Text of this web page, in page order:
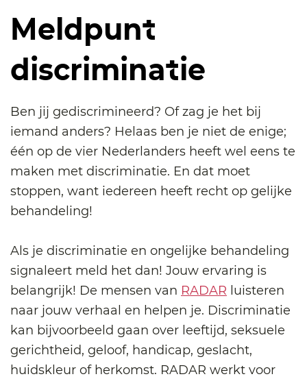
Meldpunt
discriminatie
Ben jij gediscrimineerd? Of zag je het bij
iemand anders? Helaas ben je niet de enige;
één op de vier Nederlanders heeft wel eens te
maken met discriminatie. En dat moet
stoppen, want iedereen heeft recht op gelijke
behandeling!
Als je discriminatie en ongelijke behandeling
signaleert meld het dan! Jouw ervaring is
belangrijk! De mensen van RADAR luisteren
naar jouw verhaal en helpen je. Discriminatie
kan bijvoorbeeld gaan over leeftijd, seksuele
gerichtheid, geloof, handicap, geslacht,
huidskleur of herkomst. RADAR werkt voor